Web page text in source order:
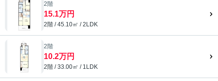
2階
15.1万円
2階 / 45.10㎡ / 2LDK
2階
10.2万円
2階 / 33.00㎡ / 1LDK